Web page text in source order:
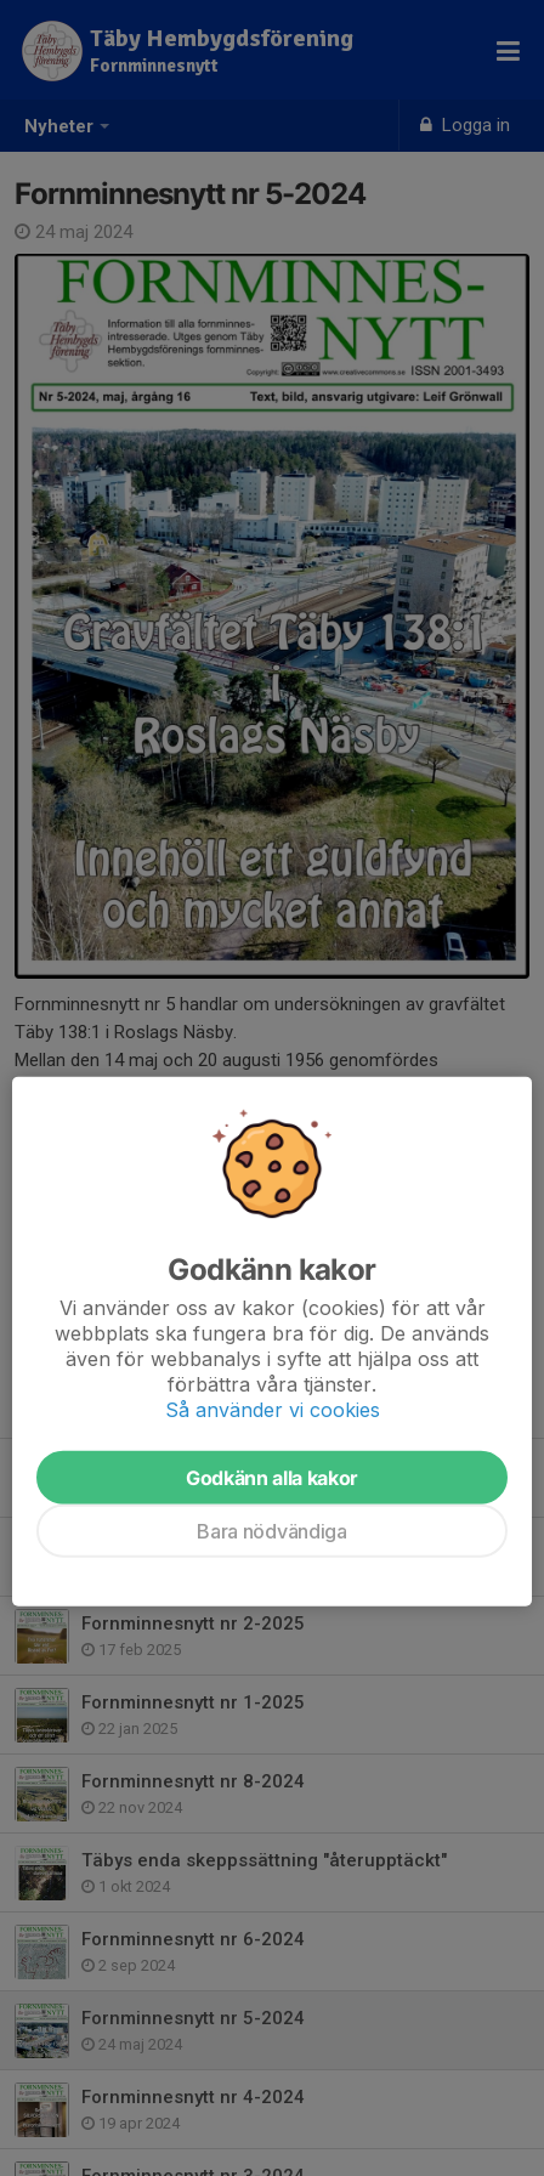
Nyheter Logga in
Täby Hembygdsförening
Fornminnesnytt
Fornminnesnytt nr 5-2024
24 maj 2024
Fornminnesnytt nr 5 handlar om undersökningen av gravfältet
Täby 138:1 i Roslags Näsby.
Mellan den 14 maj och 20 augusti 1956 genomfördes
Roslags Näsbys station inför byggandet av Centralvägen som
skulle ansluta till den nya motorvägen.
Undrar hur många av dagens närboende som känner till platsen
Tidigare nyheter
Fornminnesnytt Nr 1-2026
Fornminnesnytt nr 3-2025
Fornminnesnytt nr 2-2025
17 feb 2025
Fornminnesnytt nr 1-2025
22 jan 2025
Fornminnesnytt nr 8-2024
22 nov 2024
Täbys enda skeppssättning "återupptäckt"
1 okt 2024
Fornminnesnytt nr 6-2024
2 sep 2024
Fornminnesnytt nr 5-2024
24 maj 2024
Fornminnesnytt nr 4-2024
19 apr 2024
Godkänn kakor
Vi använder oss av kakor (cookies) för att vår
webbplats ska fungera bra för dig. De används
även för webbanalys i syfte att hjälpa oss att
förbättra våra tjänster.
Så använder vi cookies
Godkänn alla kakor
Bara nödvändiga